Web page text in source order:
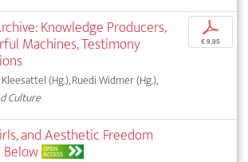
Knowledge Producers,
Machines, Testimony
(Hg.), Ruedi Widmer (Hg.),
Culture
p
€ 9,95
and Aesthetic Freedom
OPEN
ACCESS